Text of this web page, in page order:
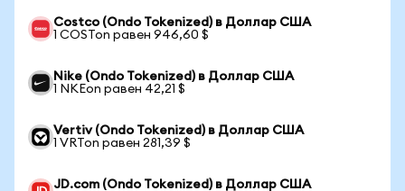
Costco (Ondo Tokenized) в Доллар США
1 COSTon равен 946,60 $
Nike (Ondo Tokenized) в Доллар США
1 NKEon равен 42,21 $
Vertiv (Ondo Tokenized) в Доллар США
1 VRTon равен 281,39 $
JD.com (Ondo Tokenized) в Доллар США